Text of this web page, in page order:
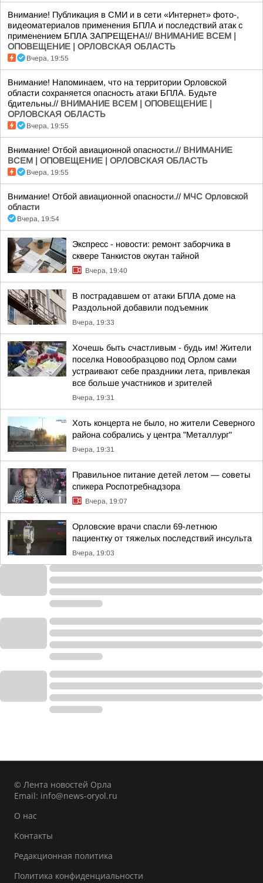
Внимание! Публикация в СМИ и в сети «Интернет» фото-,
видеоматериалов применения БПЛА и последствий атак с
применением БПЛА ЗАПРЕЩЕНА!// ВНИМАНИЕ ВСЕМ |
ОПОВЕЩЕНИЕ | ОРЛОВСКАЯ ОБЛАСТЬ
Вчера, 19:55
Внимание! Напоминаем, что на территории Орловской
области сохраняется опасность атаки БПЛА. Будьте
бдительны.// ВНИМАНИЕ ВСЕМ | ОПОВЕЩЕНИЕ |
ОРЛОВСКАЯ ОБЛАСТЬ
Вчера, 19:55
Внимание! Отбой авиационной опасности.// ВНИМАНИЕ
ВСЕМ | ОПОВЕЩЕНИЕ | ОРЛОВСКАЯ ОБЛАСТЬ
Вчера, 19:55
Внимание! Отбой авиационной опасности.// МЧС Орловской
области
Вчера, 19:54
Экспресс - новости: ремонт заборчика в
сквере Танкистов окутан тайной
Вчера, 19:40
В пострадавшем от атаки БПЛА доме на
Раздольной добавили подъемник
Вчера, 19:33
Хочешь быть счастливым - будь им! Жители
поселка Новообразцово под Орлом сами
устраивают себе праздники лета, привлекая
все больше участников и зрителей
Вчера, 19:31
Хоть концерта не было, но жители Северного
района собрались у центра "Металлург"
Вчера, 19:31
Правильное питание детей летом — советы
спикера Роспотребнадзора
Вчера, 19:07
Орловские врачи спасли 69-летнюю
пациентку от тяжелых последствий инсульта
Вчера, 19:03
© Лента новостей Орла
Email: info@news-oryol.ru
О нас
Контакты
Редакционная политика
Политика конфиденциальности